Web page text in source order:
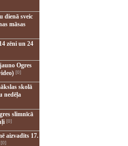
dienā sveic
māsas
zēni un 24
Ogres
[0]
skolā
nedēļa
slimnīcā
[0]
aizvadīts 17.